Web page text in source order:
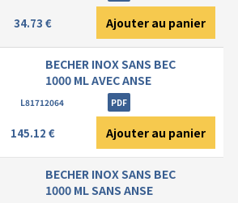
34.73 € Ajouter au panier
BECHER INOX SANS BEC
1000 ML AVEC ANSE
L81712064 PDF
145.12 € Ajouter au panier
BECHER INOX SANS BEC
1000 ML SANS ANSE